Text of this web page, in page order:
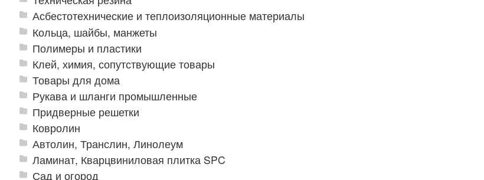
Асбестотехнические и теплоизоляционные материалы
Кольца, шайбы, манжеты
Полимеры и пластики
Клей, химия, сопутствующие товары
Товары для дома
Рукава и шланги промышленные
Придверные решетки
Ковролин
Автолин, Транслин, Линолеум
Ламинат, Кварцвиниловая плитка SPC
Сад и огород